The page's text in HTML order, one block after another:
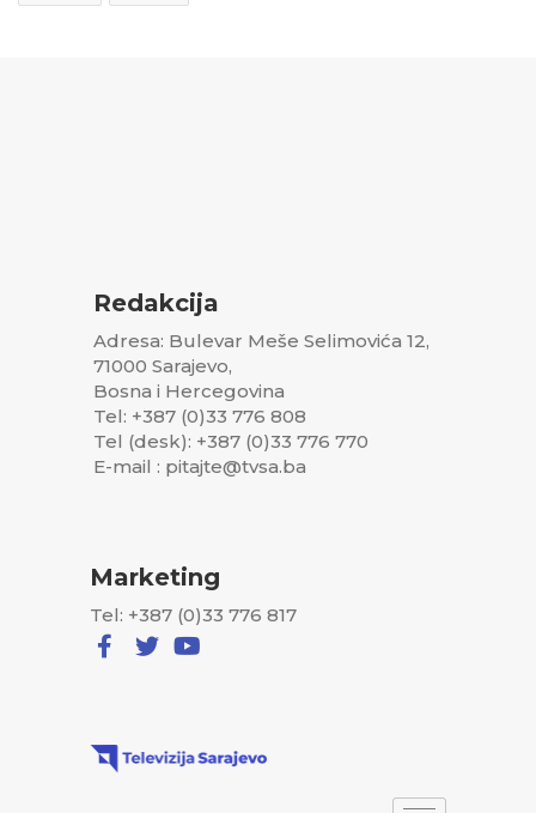
Redakcija
Adresa: Bulevar Meše Selimovića 12,
71000 Sarajevo,
Bosna i Hercegovina
Tel: +387 (0)33 776 808
Tel (desk): +387 (0)33 776 770
E-mail : pitajte@tvsa.ba
Marketing
Tel: +387 (0)33 776 817